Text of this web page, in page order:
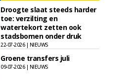
Droogte slaat steeds harder
toe: verzilting en
watertekort zetten ook
stadsbomen onder druk
22-07-2026 | NIEUWS
Groene transfers juli
09-07-2026 | NIEUWS